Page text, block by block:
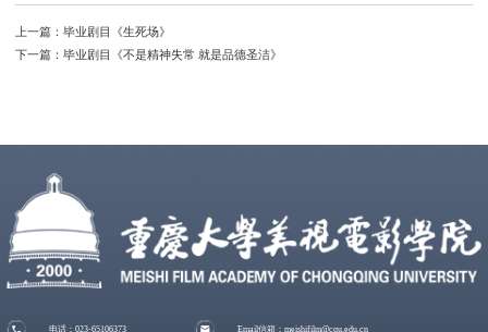
上一篇：毕业剧目《生死场》
下一篇：毕业剧目《不是精神失常 就是品德圣洁》
电话：023-65106373 Email信箱：meishifilm@cqu.edu.cn